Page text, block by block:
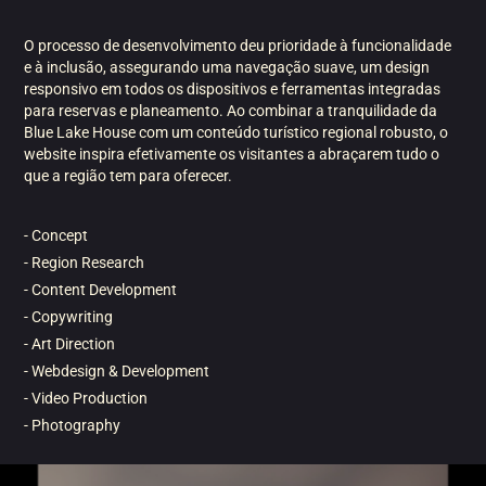
O processo de desenvolvimento deu prioridade à funcionalidade
e à inclusão, assegurando uma navegação suave, um design
responsivo em todos os dispositivos e ferramentas integradas
para reservas e planeamento. Ao combinar a tranquilidade da
Blue Lake House com um conteúdo turístico regional robusto, o
website inspira efetivamente os visitantes a abraçarem tudo o
que a região tem para oferecer.
- Concept
- Region Research
- Content Development
- Copywriting
- Art Direction
- Webdesign & Development
- Video Production
- Photography